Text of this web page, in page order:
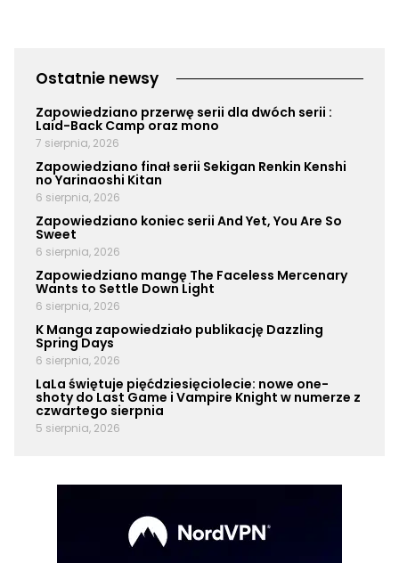
Ostatnie newsy
Zapowiedziano przerwę serii dla dwóch serii :
Laid-Back Camp oraz mono
7 sierpnia, 2026
Zapowiedziano finał serii Sekigan Renkin Kenshi
no Yarinaoshi Kitan
6 sierpnia, 2026
Zapowiedziano koniec serii And Yet, You Are So
Sweet
6 sierpnia, 2026
Zapowiedziano mangę The Faceless Mercenary
Wants to Settle Down Light
6 sierpnia, 2026
K Manga zapowiedziało publikację Dazzling
Spring Days
6 sierpnia, 2026
LaLa świętuje pięćdziesięciolecie: nowe one-
shoty do Last Game i Vampire Knight w numerze z
czwartego sierpnia
5 sierpnia, 2026